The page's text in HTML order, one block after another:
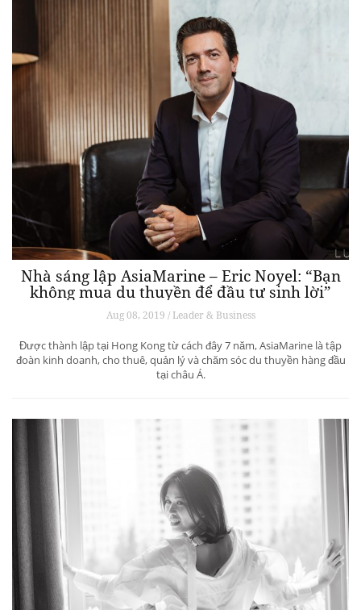
Nhà sáng lập AsiaMarine – Eric Noyel: “Bạn
không mua du thuyền để đầu tư sinh lời”
Aug 08, 2019 / Leader & Business
Được thành lập tại Hong Kong từ cách đây 7 năm, AsiaMarine là tập
đoàn kinh doanh, cho thuê, quản lý và chăm sóc du thuyền hàng đầu
tại châu Á.